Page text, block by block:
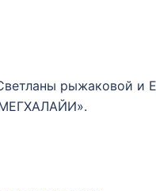
рыжаковой и